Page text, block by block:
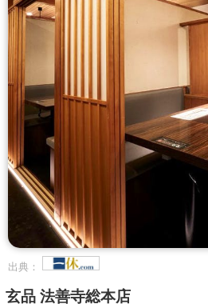
出典：
玄品 法善寺総本店